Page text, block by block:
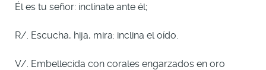
Él es tu señor: inclínate ante él;
R/. Escucha, hija, mira: inclina el oído.
V/. Embellecida con corales engarzados en oro